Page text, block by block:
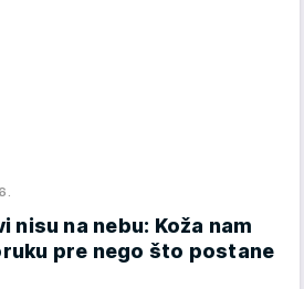
nisu na nebu: Koža nam
pre nego što postane